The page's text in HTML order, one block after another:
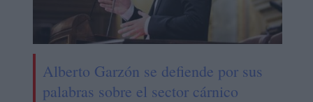
Alberto Garzón se defiende por sus
palabras sobre el sector cárnico